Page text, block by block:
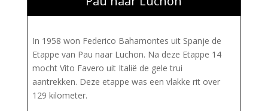
In 1958 won Federico Bahamontes uit Spanje de
Etappe van Pau naar Luchon. Na deze Etappe 14
mocht Vito Favero uit Italië de gele trui
aantrekken. Deze etappe was een vlakke rit over
129 kilometer.